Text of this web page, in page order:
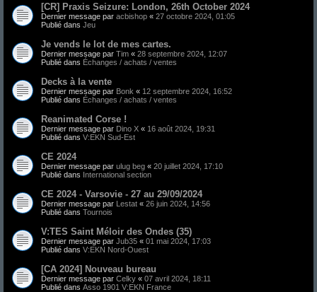
[CR] Praxis Seizure: London, 26th October 2024
Dernier message par acbishop « 27 octobre 2024, 01:05
Publié dans Jeu
Je vends le lot de mes cartes.
Dernier message par Tim « 28 septembre 2024, 12:07
Publié dans Échanges / achats / ventes
Decks à la vente
Dernier message par Bonk « 12 septembre 2024, 16:52
Publié dans Échanges / achats / ventes
Reanimated Corse !
Dernier message par Dino X « 16 août 2024, 19:31
Publié dans V:EKN Sud-Est
CE 2024
Dernier message par ulug beg « 20 juillet 2024, 17:10
Publié dans International section
CE 2024 - Varsovie - 27 au 29/09/2024
Dernier message par Lestat « 26 juin 2024, 14:56
Publié dans Tournois
V:TES Saint Méloir des Ondes (35)
Dernier message par Jub35 « 01 mai 2024, 17:03
Publié dans V:EKN Nord-Ouest
[CA 2024] Nouveau bureau
Dernier message par Celky « 07 avril 2024, 18:11
Publié dans Asso 1901 V:EKN France